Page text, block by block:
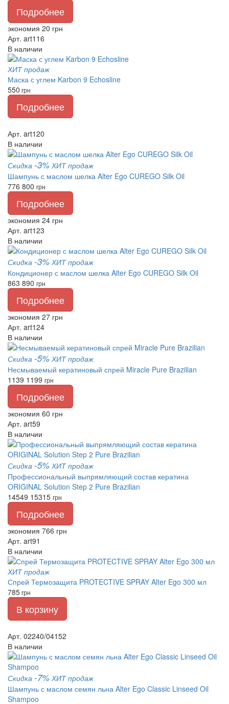
Подробнее
экономия 20 грн
Арт. art116
В наличии
ХИТ продаж
Маска с углем Karbon 9 Echosline
550 грн
Подробнее
Арт. art120
В наличии
Скидка -3% ХИТ продаж
Шампунь с маслом шелка Alter Ego CUREGO Silk Oil
776 800 грн
Подробнее
экономия 24 грн
Арт. art123
В наличии
Скидка -3% ХИТ продаж
Кондиционер с маслом шелка Alter Ego CUREGO Silk Oil
863 890 грн
Подробнее
экономия 27 грн
Арт. art124
В наличии
Скидка -5% ХИТ продаж
Несмываемый кератиновый спрей Miracle Pure Brazilian
1139 1199 грн
Подробнее
экономия 60 грн
Арт. art59
В наличии
Скидка -5% ХИТ продаж
Профессиональный выпрямляющий состав кератина
ORIGINAL Solution Step 2 Pure Brazilian
14549 15315 грн
Подробнее
экономия 766 грн
Арт. art91
В наличии
ХИТ продаж
Спрей Термозащита PROTECTIVE SPRAY Alter Ego 300 мл
785грн
В корзину
Арт. 02240/04152
В наличии
Скидка -7% ХИТ продаж
Шампунь с маслом семян льна Alter Ego Classic Linseed Oil
Shampoo